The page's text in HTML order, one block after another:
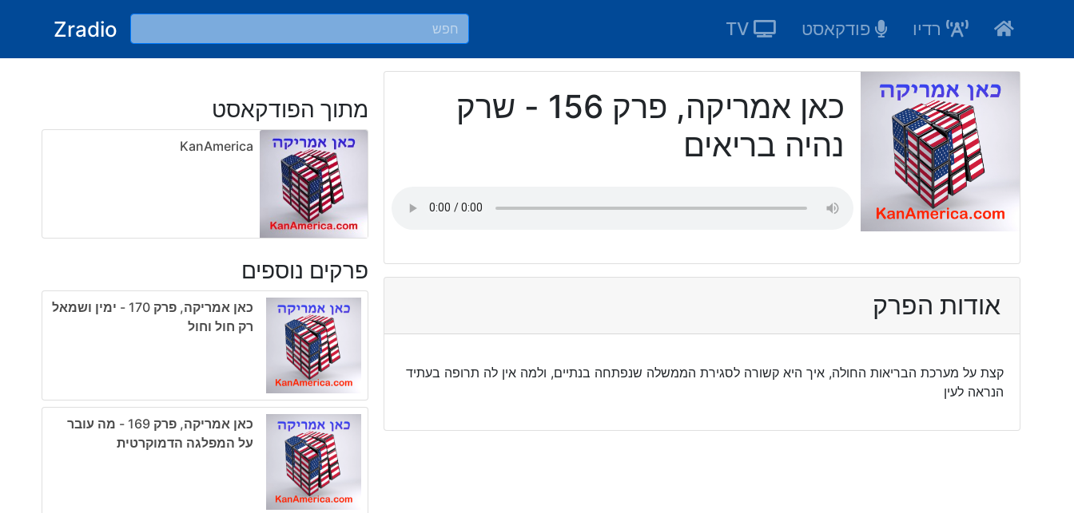
Zradio רדיו פודקאסט
כאן אמריקה, פרק 156 - שרק
נהיה בריאים
אודות הפרק
קצת על מערכת הבריאות החולה, איך היא קשורה לסגירת הממשלה שנפתחה בנתיים, ולמה אין לה תרופה בעתיד
הנראה לעין
מתוך הפודקאסט
KanAmerica
פרקים נוספים
כאן אמריקה, פרק 170 - ימין ושמאל
רק חול וחול
כאן אמריקה, פרק 169 - מה עובר
על המפלגה הדמוקרטית